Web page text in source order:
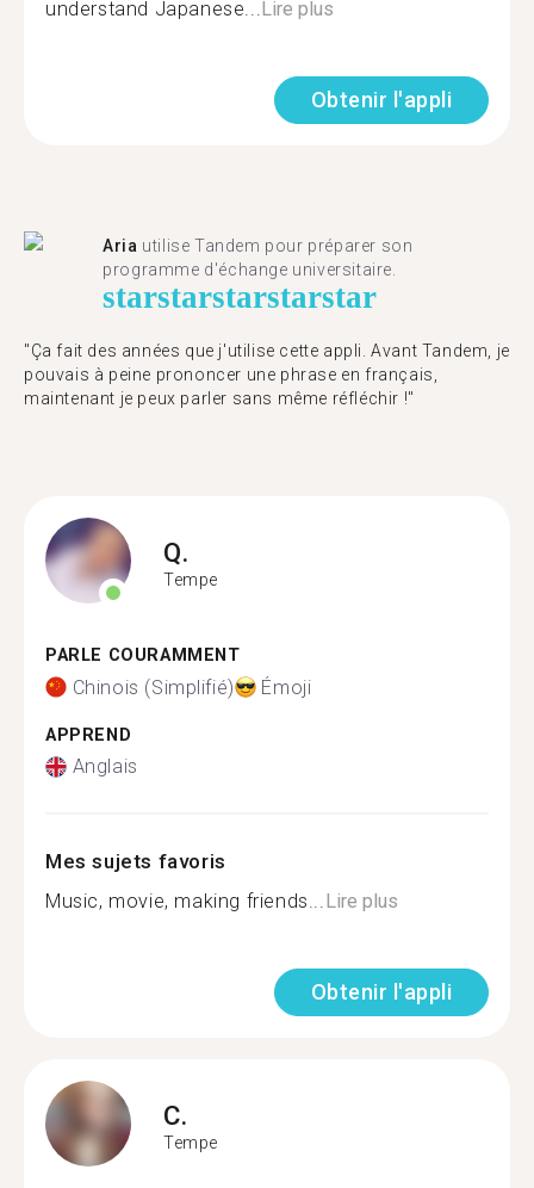
understand Japanese...Lire plus
Obtenir l'appli
Aria utilise Tandem pour préparer son
programme d'échange universitaire.
starstarstarstarstar
"Ça fait des années que j'utilise cette appli. Avant Tandem, je
pouvais à peine prononcer une phrase en français,
maintenant je peux parler sans même réfléchir !"
Q.
Tempe
PARLE COURAMMENT
Chinois (Simplifié) Émoji
APPREND
Anglais
Mes sujets favoris
Music, movie, making friends...Lire plus
Obtenir l'appli
C.
Tempe